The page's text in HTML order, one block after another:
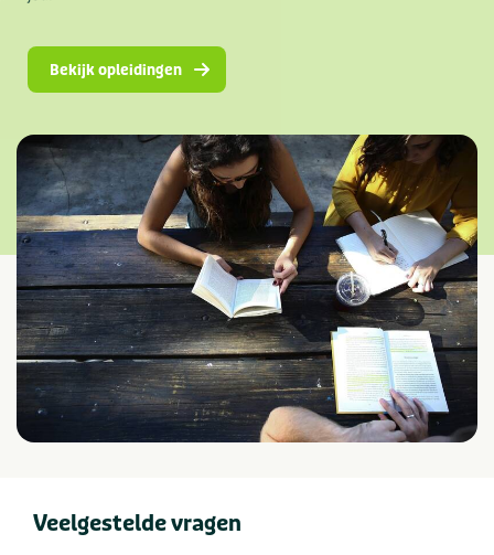
Bekijk opleidingen
Veelgestelde vragen